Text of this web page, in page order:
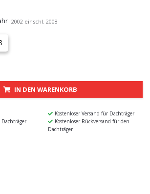
2002 einschl. 2008
IN DEN WARENKORB
Kostenloser Versand für Dachträger
Kostenloser Rückversand für den
Dachträger